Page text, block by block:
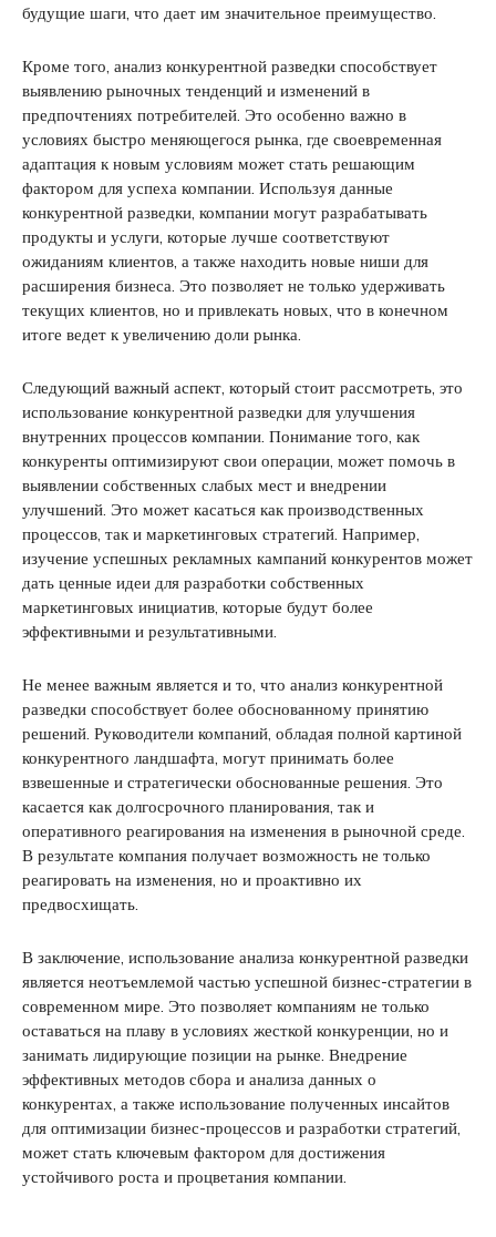
будущие шаги, что дает им значительное преимущество.
Кроме того, анализ конкурентной разведки способствует
выявлению рыночных тенденций и изменений в
предпочтениях потребителей. Это особенно важно в
условиях быстро меняющегося рынка, где своевременная
адаптация к новым условиям может стать решающим
фактором для успеха компании. Используя данные
конкурентной разведки, компании могут разрабатывать
продукты и услуги, которые лучше соответствуют
ожиданиям клиентов, а также находить новые ниши для
расширения бизнеса. Это позволяет не только удерживать
текущих клиентов, но и привлекать новых, что в конечном
итоге ведет к увеличению доли рынка.
Следующий важный аспект, который стоит рассмотреть, это
использование конкурентной разведки для улучшения
внутренних процессов компании. Понимание того, как
конкуренты оптимизируют свои операции, может помочь в
выявлении собственных слабых мест и внедрении
улучшений. Это может касаться как производственных
процессов, так и маркетинговых стратегий. Например,
изучение успешных рекламных кампаний конкурентов может
дать ценные идеи для разработки собственных
маркетинговых инициатив, которые будут более
эффективными и результативными.
Не менее важным является и то, что анализ конкурентной
разведки способствует более обоснованному принятию
решений. Руководители компаний, обладая полной картиной
конкурентного ландшафта, могут принимать более
взвешенные и стратегически обоснованные решения. Это
касается как долгосрочного планирования, так и
оперативного реагирования на изменения в рыночной среде.
В результате компания получает возможность не только
реагировать на изменения, но и проактивно их
предвосхищать.
В заключение, использование анализа конкурентной разведки
является неотъемлемой частью успешной бизнес-стратегии в
современном мире. Это позволяет компаниям не только
оставаться на плаву в условиях жесткой конкуренции, но и
занимать лидирующие позиции на рынке. Внедрение
эффективных методов сбора и анализа данных о
конкурентах, а также использование полученных инсайтов
для оптимизации бизнес-процессов и разработки стратегий,
может стать ключевым фактором для достижения
устойчивого роста и процветания компании.